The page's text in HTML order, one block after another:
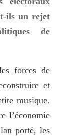
ils un rejet
de
forces de
et
musique.
l’économie
porté, les